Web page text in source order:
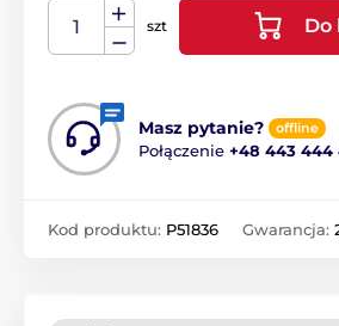
szt Do
Masz pytanie? offline
Połączenie +48 443 444
Kod produktu: P51836 Gwarancja: